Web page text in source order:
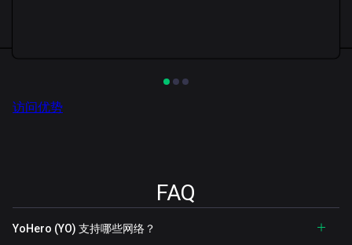
访问优势
FAQ
YoHero (YO) 支持哪些网络？